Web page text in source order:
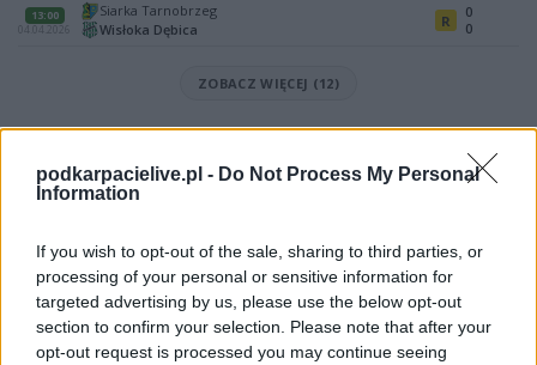
podkarpacielive.pl - Do Not Process My Personal
Information
If you wish to opt-out of the sale, sharing to third parties, or
processing of your personal or sensitive information for
targeted advertising by us, please use the below opt-out
section to confirm your selection. Please note that after your
opt-out request is processed you may continue seeing
13:00
04.04.2026
Siarka Tarnobrzeg
Wisłoka Dębica
R
0
0
ZOBACZ WIĘCEJ (12)
Mecz Korona II Kielce - Wisłoka Dębica (III liga, gr. IV)
Spotkanie pomiędzy Korona II Kielce i Wisłoka Dębica
rozegrane
zostanie w ramach III liga, gr. IV (31. kolejki - Betclic III liga, gr. IV).
bramek, kartki, składy, statystyki i informacje o przebiegu
spotkania. To kompletne źródło danych dla kibiców i pasjonatów
lokalnej piłki nożnej. Jeżeli aktualnie nie widzisz tutaj danych z pewnością
pracujemy nad tym żeby je uzupełnić.
Wynik meczu Korona II Kielce vs Wisłoka Dębica